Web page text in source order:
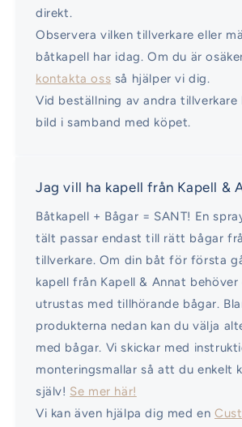
direkt.
Observera vilken tillverkare eller
båtkapell har idag. Om du är
kontakta oss så hjälper vi dig.
Vid beställning av andra
bild i samband med köpet.
Jag vill ha kapell från Kapell &
Båtkapell + Bågar = SANT! En
tält passar endast till rätt bågar
tillverkare. Om din båt för första
kapell från Kapell & Annat behöver
utrustas med tillhörande bågar.
produkterna nedan kan du välja
med bågar. Vi skickar med
monteringsmallar så att du enkelt
själv! Se mer här!
Vi kan även hjälpa dig med en